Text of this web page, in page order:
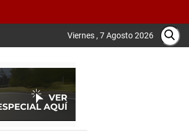
Viernes , 7 Agosto 2026